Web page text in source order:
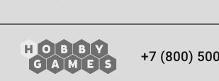
+7 (800)